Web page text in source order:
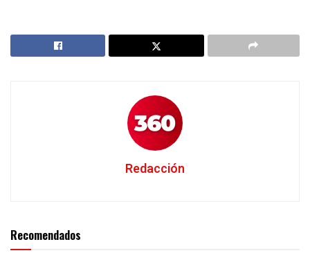
Redacción
Recomendados